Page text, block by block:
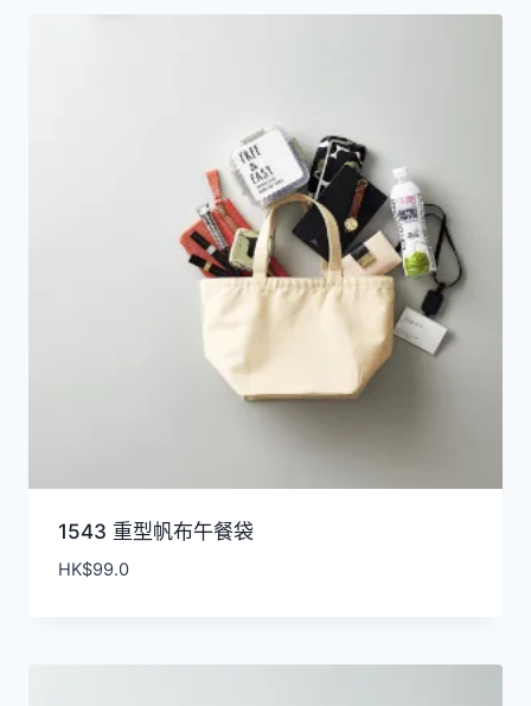
1543 重型帆布午餐袋
HK$99.0